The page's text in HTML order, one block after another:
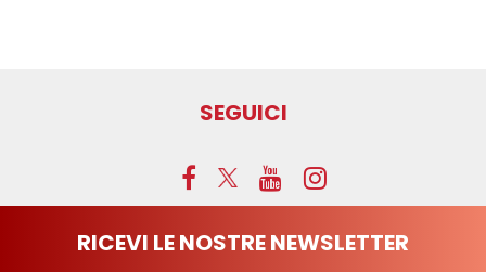
SEGUICI
RICEVI LE NOSTRE NEWSLETTER